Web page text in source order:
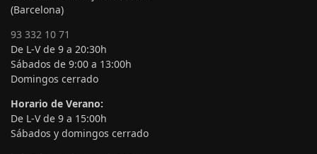
(Barcelona)
93 332 10 71
De L-V de 9 a 20:30h
Sábados de 9:00 a 13:00h
Domingos cerrado
Horario de Verano:
De L-V de 9 a 15:00h
Sábados y domingos cerrado